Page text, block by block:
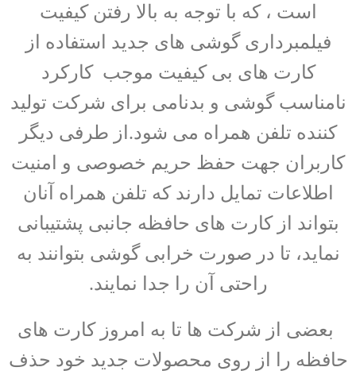
است ، که با توجه به بالا رفتن کیفیت
فیلمبرداری گوشی های جدید استفاده از
کارت های بی کیفیت موجب کارکرد
نامناسب گوشی و بدنامی برای شرکت تولید
کننده تلفن همراه می شود.از طرفی دیگر
کاربران جهت حفظ حریم خصوصی و امنیت
اطلاعات تمایل دارند که تلفن همراه آنان
بتواند از کارت های حافظه جانبی پشتیبانی
نماید، تا در صورت خرابی گوشی بتوانند به
راحتی آن را جدا نمایند.
بعضی از شرکت ها تا به امروز کارت های
حافظه را از روی محصولات جدید خود حذف